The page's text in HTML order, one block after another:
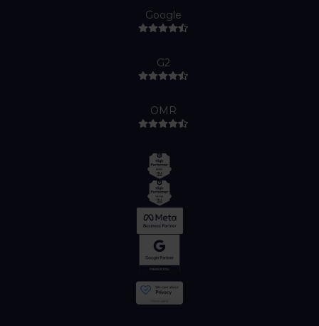
Google
G2
OMR